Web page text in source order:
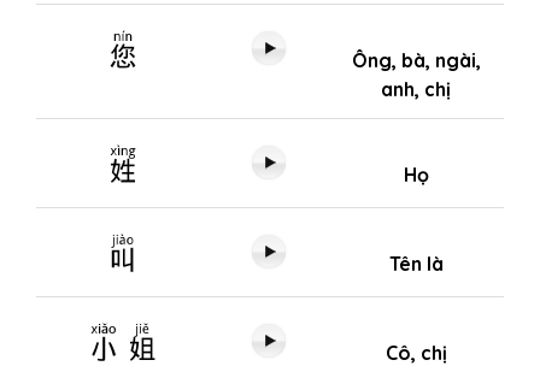
您
Ông, bà, ngài,
anh, chị
姓 Họ
叫 Tên là
小姐 Cô, chị